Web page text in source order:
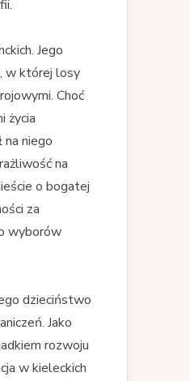
Jego
w której losy
Choć
życia
niego
na
o bogatej
za
wyborów
dzieciństwo
Jako
rozwoju
w kieleckich